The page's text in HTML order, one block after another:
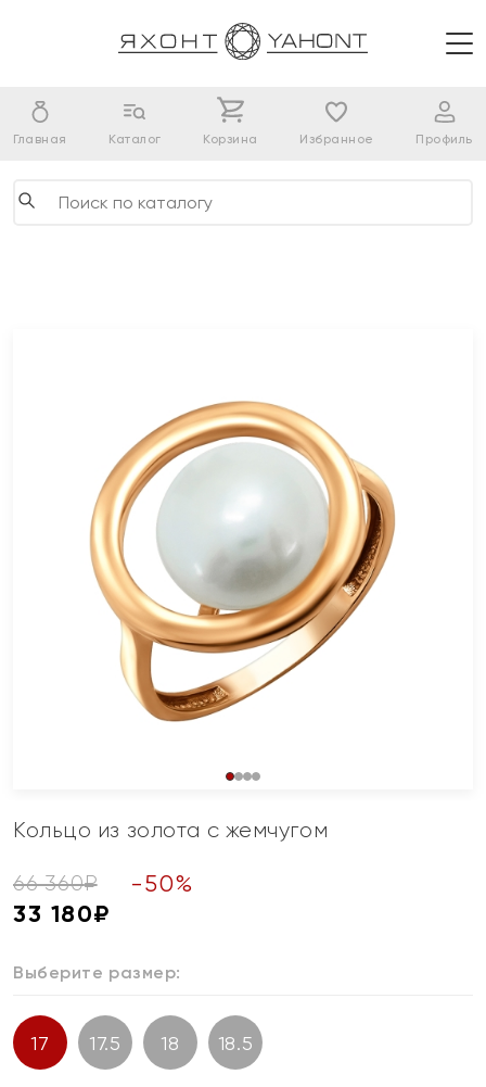
Главная Каталог Корзина Избранное Профиль
Кольцо из золота с жемчугом
66 360₽ -50%
33 180₽
Выберите размер:
17 17.5 18 18.5